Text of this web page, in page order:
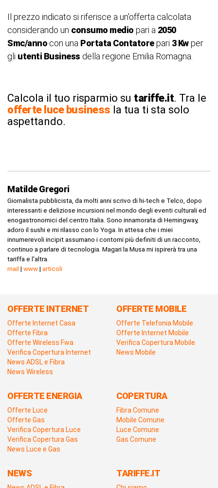
Il prezzo indicato si riferisce a un'offerta calcolata
considerando un consumo medio pari a 2050
Smc/anno con una Portata Contatorepari 3 Kwper
gli utenti Business della regione Emilia Romagna.
Calcola il tuo risparmio su tariffe.it. Tra le
offerte luce business la tua ti sta solo
aspettando.
Matilde Gregori
Giornalista pubblicista, da molti anni scrivo di hi-tech e Telco, dopo
interessanti e deliziose incursioni nel mondo degli eventi culturali ed
enogastronomici del centro Italia. Sono innamorata di Hemingway,
adoro il sushi e mi rilasso con lo Yoga. In attesa che i miei
innumerevoli incipit assumano i contorni più definiti di un racconto,
continuo a parlare di tecnologia. Magari la Musa mi ispirerà tra una
tariffa e l'altra.
mail | www| articoli
OFFERTE INTERNET
Offerte Internet Casa
Offerte Fibra
Offerte Wireless Fwa
Verifica Copertura Internet
News ADSL e Fibra
News Wireless
OFFERTE MOBILE
Offerte Telefonia Mobile
Offerte Internet Mobile
Verifica Copertura Mobile
News Mobile
OFFERTE ENERGIA
Offerte Luce
Offerte Gas
Verifica Copertura Luce
Verifica Copertura Gas
News Luce e Gas
COPERTURA
Fibra Comune
Mobile Comune
Luce Comune
Gas Comune
NEWS TARIFFE.IT